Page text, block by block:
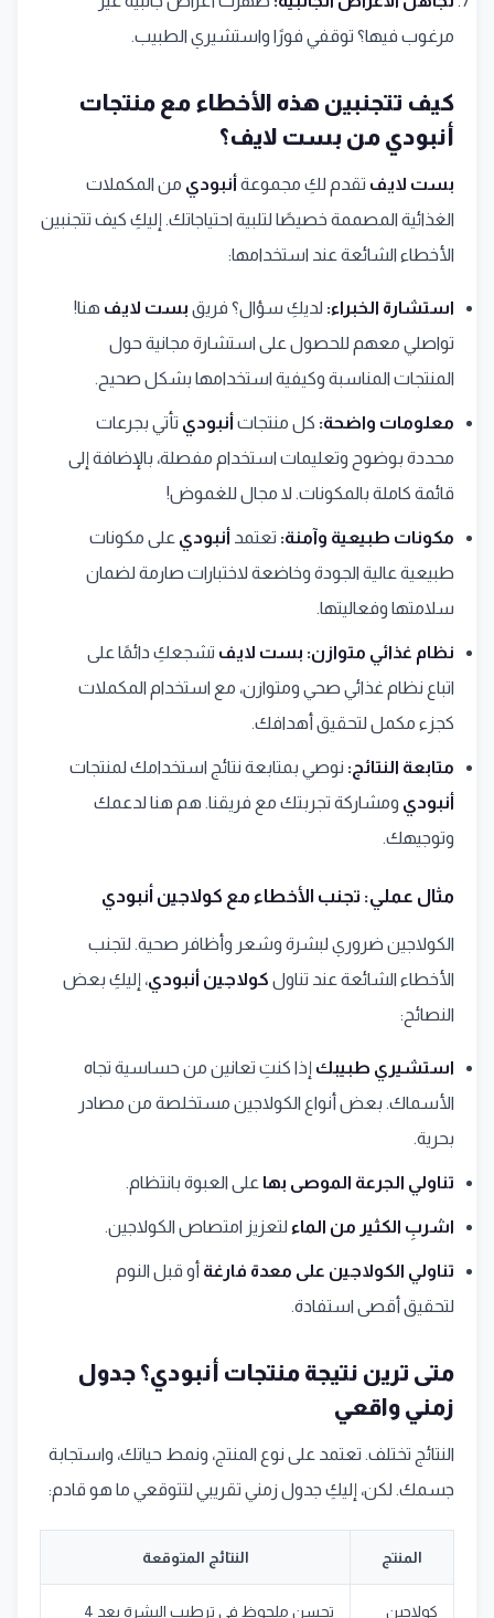
مرغوب فيها؟ توقفي فورًا واستشيري الطبيب.
كيف تتجنبين هذه الأخطاء مع منتجات
أنبودي من بست لايف؟
بست لايف تقدم لكِ مجموعة أنبودي من المكملات
الغذائية المصممة خصيصًا لتلبية احتياجاتك. إليكِ كيف تتجنبين
الأخطاء الشائعة عند استخدامها:
استشارة الخبراء: لديكِ سؤال؟ فريق بست لايف هنا!
تواصلي معهم للحصول على استشارة مجانية حول
المنتجات المناسبة وكيفية استخدامها بشكل صحيح.
معلومات واضحة: كل منتجات أنبودي تأتي بجرعات
محددة بوضوح وتعليمات استخدام مفصلة، بالإضافة إلى
قائمة كاملة بالمكونات. لا مجال للغموض!
مكونات طبيعية وآمنة: تعتمد أنبودي على مكونات
طبيعية عالية الجودة وخاضعة لاختبارات صارمة لضمان
سلامتها وفعاليتها.
نظام غذائي متوازن: بست لايف تشجعكِ دائمًا على
اتباع نظام غذائي صحي ومتوازن، مع استخدام المكملات
كجزء مكمل لتحقيق أهدافك.
متابعة النتائج: نوصي بمتابعة نتائج استخدامك لمنتجات
أنبودي ومشاركة تجربتك مع فريقنا. هم هنا لدعمك
وتوجيهك.
مثال عملي: تجنب الأخطاء مع كولاجين أنبودي
الكولاجين ضروري لبشرة وشعر وأظافر صحية. لتجنب
الأخطاء الشائعة عند تناول كولاجين أنبودي، إليكِ بعض
النصائح:
استشيري طبيبك إذا كنتِ تعانين من حساسية تجاه
الأسماك. بعض أنواع الكولاجين مستخلصة من مصادر
بحرية.
تناولي الجرعة الموصى بها على العبوة بانتظام.
اشربِ الكثير من الماء لتعزيز امتصاص الكولاجين.
تناولي الكولاجين على معدة فارغة أو قبل النوم
لتحقيق أقصى استفادة.
متى ترين نتيجة منتجات أنبودي؟ جدول
زمني واقعي
النتائج تختلف. تعتمد على نوع المنتج، ونمط حياتك، واستجابة
جسمك. لكن، إليكِ جدول زمني تقريبي لتتوقعي ما هو قادم:
المنتج النتائج المتوقعة
كولاجين
تحسن ملحوظ في ترطيب البشرة بعد 4